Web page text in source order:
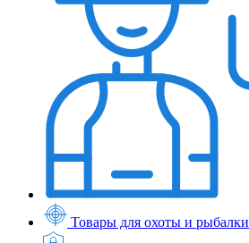
Товары для охоты и рыбалки